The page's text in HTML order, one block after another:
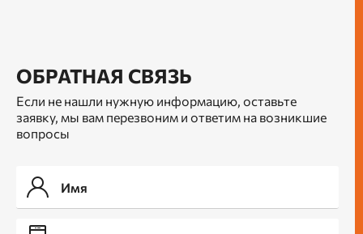
ОБРАТНАЯ СВЯЗЬ
Если не нашли нужную информацию, оставьте
заявку, мы вам перезвоним и ответим на возникшие
вопросы